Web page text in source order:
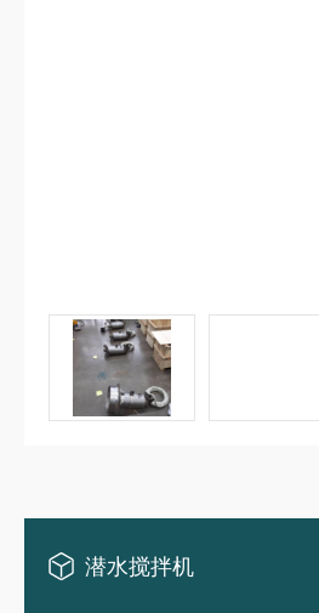
潜水搅拌机